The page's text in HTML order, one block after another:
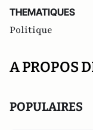
THEMATIQUES
Politique
A PROPOS
POPULAIRES